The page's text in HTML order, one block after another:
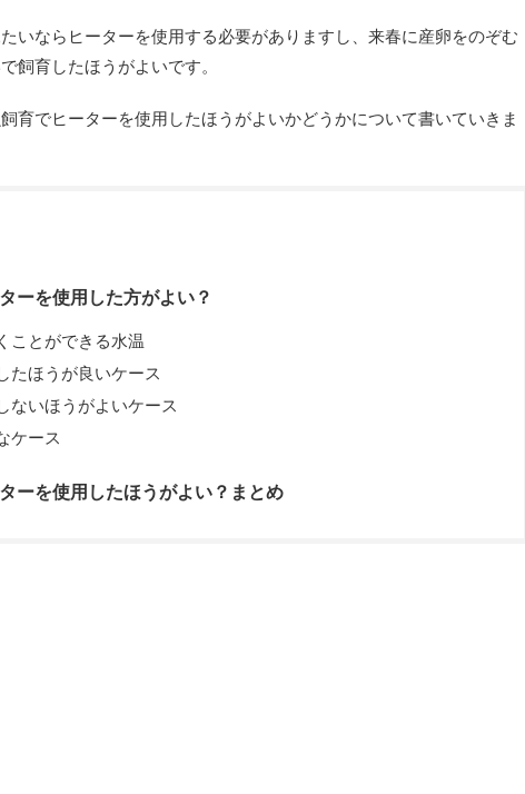
いならヒーターを使用する必要がありますし、来春に産卵をのぞむ
飼育したほうがよいです。
育でヒーターを使用したほうがよいかどうかについて書いていきま
ーを使用した方がよい？
ことができる水温
たほうが良いケース
ないほうがよいケース
ケース
ーを使用したほうがよい？まとめ